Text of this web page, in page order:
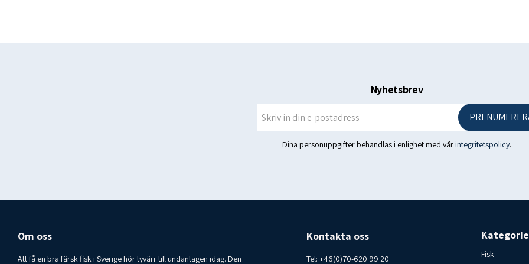
EPA ** 160 mg 240 mg
DHA ** 100 mg 150 mg
Ursprungsland: Island -
Nyhetsbrev
Dina personuppgifter behandlas i enlighet med vårintegritetspolicy.
Om oss
Att få en bra färsk fisk i Sverige hör tyvärr till undantagen idag. Den
Kontakta oss
Tel: +46(0)70-620 99 20 Fisk